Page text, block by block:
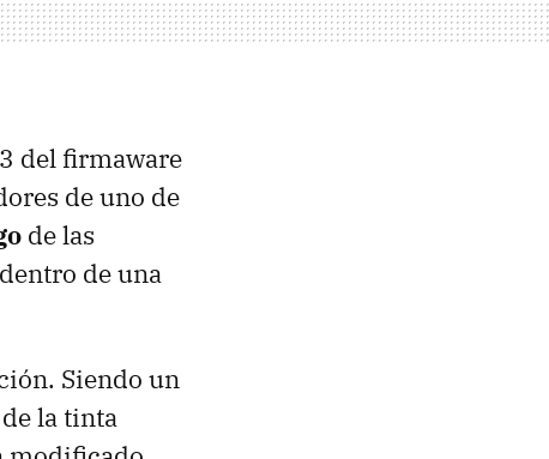
del firmaware
de uno de
de las
de una
Siendo un
la tinta